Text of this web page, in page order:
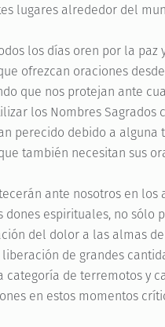
lugares alrededor del
los días oren por la
ofrezcan oraciones
que nos protejan ante
los Nombres
perecido debido a
también necesitan sus
ante nosotros en
espirituales, no sólo
del dolor a las almas
de grandes
de terremotos y
en estos momentos